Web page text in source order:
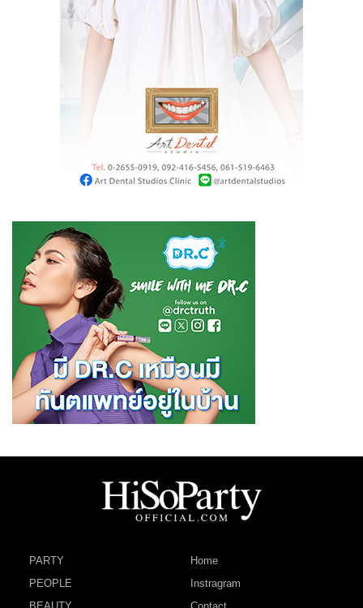
PARTY
PEOPLE
Home
Instragram